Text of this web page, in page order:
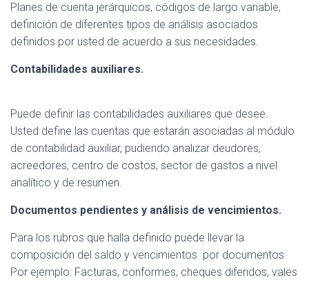
Planes de cuenta jerárquicos, códigos de largo variable,
definición de diferentes tipos de análisis asociados
definidos por usted de acuerdo a sus necesidades.
Contabilidades auxiliares.
Puede definir las contabilidades auxiliares que desee.
Usted define las cuentas que estarán asociadas al módulo
de contabilidad auxiliar, pudiendo analizar deudores,
acreedores, centro de costos, sector de gastos a nivel
analítico y de resumen.
Documentos pendientes y análisis de vencimientos.
Para los rubros que halla definido puede llevar la
composición del saldo y vencimientos por documentos.
Por ejemplo: Facturas, conformes, cheques diferidos, vales